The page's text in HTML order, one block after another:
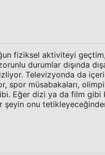
fiziksel aktiviteyi
durumlar dışında
Televizyonda da
spor müsabakaları,
Eğer dizi ya da film
şeyin onu